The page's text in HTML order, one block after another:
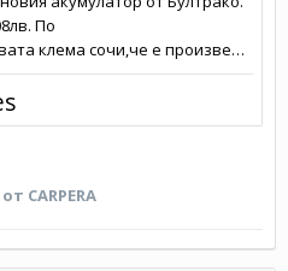
от CARPERA